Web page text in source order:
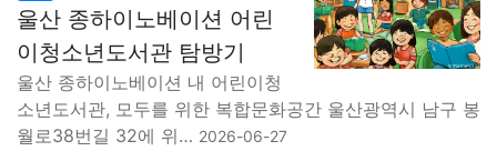
울산 종하이노베이션 어린
이청소년도서관 탐방기
울산 종하이노베이션 내 어린이청
소년도서관, 모두를 위한 복합문화공간 울산광역시 남구 봉
월로38번길 32에 위… 2026-06-27